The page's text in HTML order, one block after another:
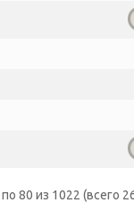
80 из 1022 (всего